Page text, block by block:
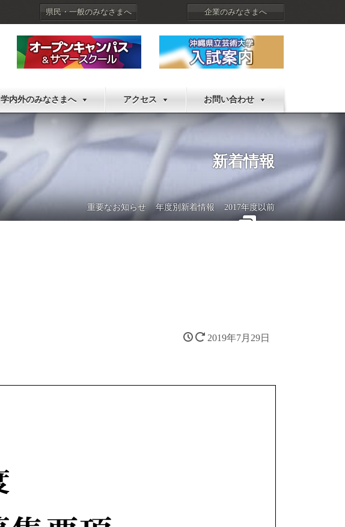
県民・一般のみなさまへ 企業のみなさまへ
学内外のみなさまへ アクセス お問い合わせ
新着情報
重要なお知らせ 年度別新着情報 2017年度以前
2019年7月29日